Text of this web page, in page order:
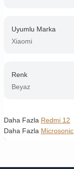
Uyumlu Marka
Xiaomi
Renk
Beyaz
Daha Fazla Redmi 12
Daha Fazla Microsonic